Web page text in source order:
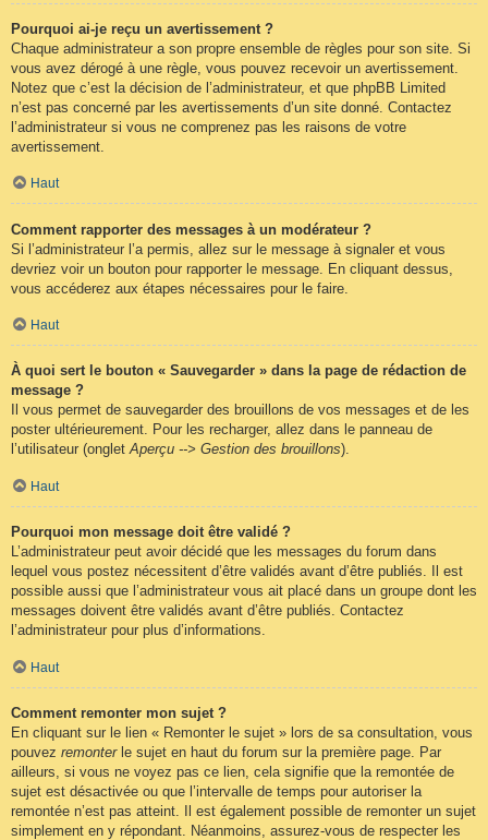
Pourquoi ai-je reçu un avertissement ?
Chaque administrateur a son propre ensemble de règles pour son site. Si
vous avez dérogé à une règle, vous pouvez recevoir un avertissement.
Notez que c’est la décision de l’administrateur, et que phpBB Limited
n’est pas concerné par les avertissements d’un site donné. Contactez
l’administrateur si vous ne comprenez pas les raisons de votre
avertissement.
Haut
Comment rapporter des messages à un modérateur ?
Si l’administrateur l’a permis, allez sur le message à signaler et vous
devriez voir un bouton pour rapporter le message. En cliquant dessus,
vous accéderez aux étapes nécessaires pour le faire.
Haut
À quoi sert le bouton « Sauvegarder » dans la page de rédaction de
message ?
Il vous permet de sauvegarder des brouillons de vos messages et de les
poster ultérieurement. Pour les recharger, allez dans le panneau de
l’utilisateur (ongletAperçu --> Gestion des brouillons).
Haut
Pourquoi mon message doit être validé ?
L’administrateur peut avoir décidé que les messages du forum dans
lequel vous postez nécessitent d’être validés avant d’être publiés. Il est
possible aussi que l’administrateur vous ait placé dans un groupe dont les
messages doivent être validés avant d’être publiés. Contactez
l’administrateur pour plus d’informations.
Haut
Comment remonter mon sujet ?
En cliquant sur le lien « Remonter le sujet » lors de sa consultation, vous
pouvez remonterle sujet en haut du forum sur la première page. Par
ailleurs, si vous ne voyez pas ce lien, cela signifie que la remontée de
sujet est désactivée ou que l’intervalle de temps pour autoriser la
remontée n’est pas atteint. Il est également possible de remonter un sujet
simplement en y répondant. Néanmoins, assurez-vous de respecter les